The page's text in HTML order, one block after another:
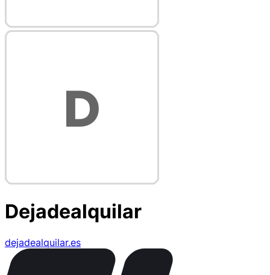
Dejadealquilar
dejadealquilar.es